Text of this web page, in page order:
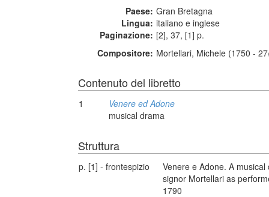
Paese: Gran Bretagna
Lingua: italiano e inglese
Paginazione: [2], 37, [1] p.
Compositore: Mortellari, Michele (1750 -
Contenuto del libretto
1
Venere ed Adone
musical drama
Struttura
p. [1] - frontespizio
Venere e Adone. A
signor Mortellari as
1790